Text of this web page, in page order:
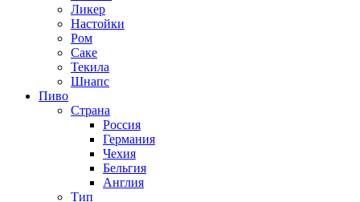
Ликер
Настойки
Ром
Саке
Текила
Шнапс
Пиво
Страна
Россия
Германия
Чехия
Бельгия
Англия
Тип